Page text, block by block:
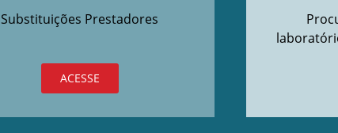
Substituições Prestadores
ACESSE